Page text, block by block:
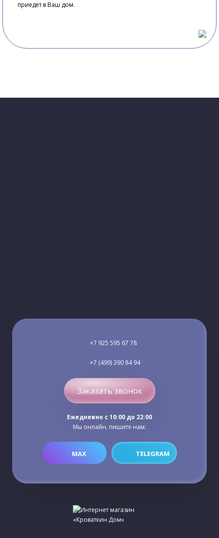
приедет в Ваш дом.
+7 925 595 67 78
+7 (499) 390 84 94
Заказать звонок
Ежедневно c 10:00 до 22:00
Мы онлайн, пишите нам:
MAX TELEGRAM